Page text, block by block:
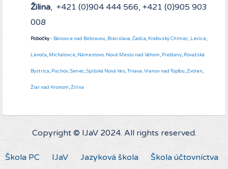
Žilina, +421 (0)904 444 566, +421 (0)905 903
008
Pobočky- Bánovce nad Bebravou, Bratislava,Čadca, Kráľovský Chlmec, Levice,
Levoča, Michalovce, Námestovo. Nové Mesto nad Váhom, Piešťany, Považská
Bystrica, Púchov,Senec,Spišská Nová Ves,Trnava,Vranov nad Topľou,Zvolen,
Žiar nad Hronom,Žilina
Copyright © IJaV 2024. All rights reserved.
Škola PC IJaV Jazyková škola Škola účtovníctva